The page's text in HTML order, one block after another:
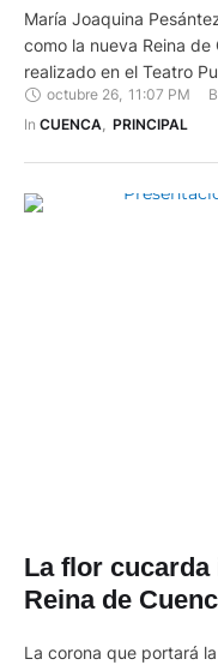
María Joaquina
como la nueva Reina
realizado en el Teatro
26 de octubre de 2022.
Comunicación Social y
octubre 26 11:07 PM
In CUENCA, PRINCIPAL
La flor
Reina de
La corona que portará